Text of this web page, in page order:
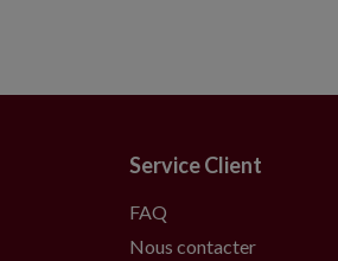
Service Client
FAQ
Nous contacter